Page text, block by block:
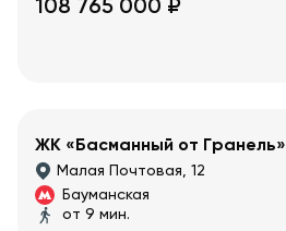
108 765 000 ₽
ЖК «Басманный от Гранель»
Малая Почтовая, 12
Бауманская
от 9 мин.